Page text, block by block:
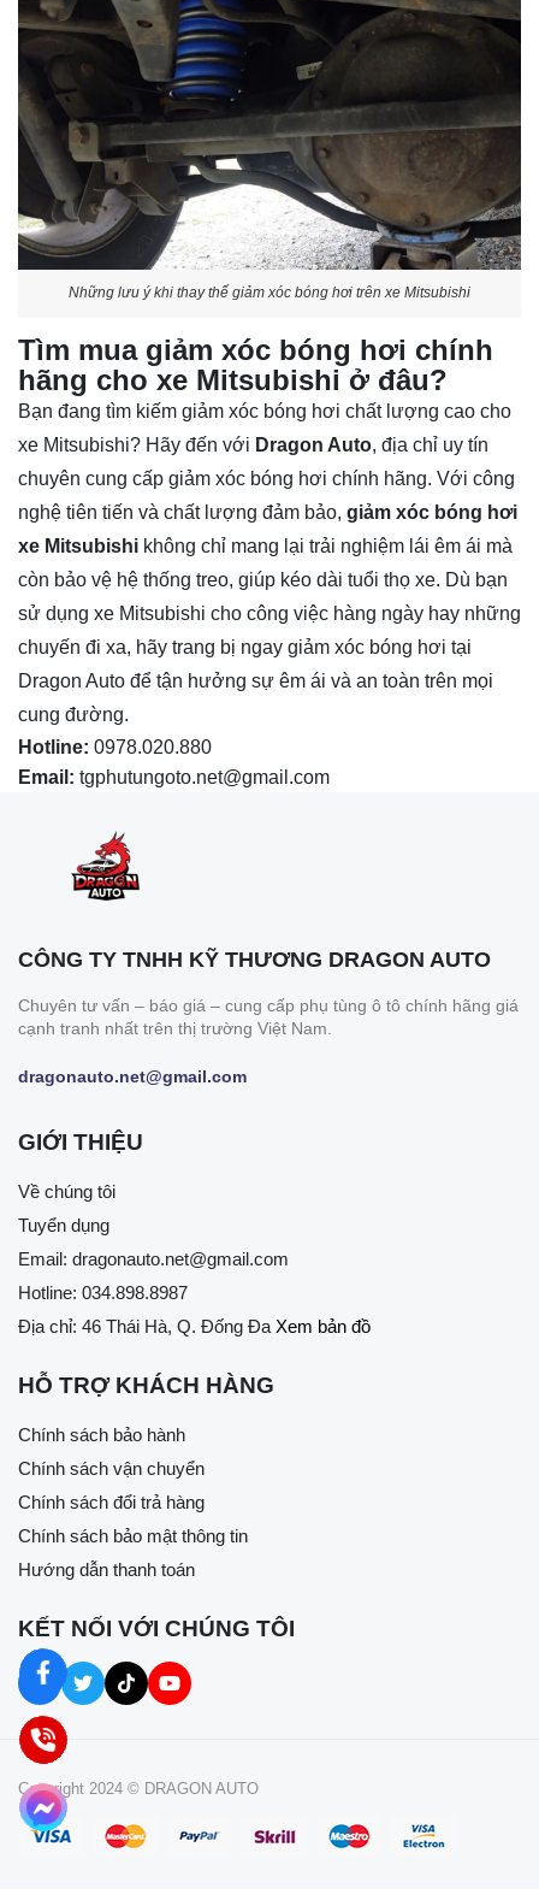
Những lưu ý khi thay thế giảm xóc bóng hơi trên xe Mitsubishi
Tìm mua giảm xóc bóng hơi chính
hãng cho xe Mitsubishi ở đâu?
Bạn đang tìm kiếm giảm xóc bóng hơi chất lượng cao cho
xe Mitsubishi? Hãy đến với Dragon Auto, địa chỉ uy tín
chuyên cung cấp giảm xóc bóng hơi chính hãng. Với công
nghệ tiên tiến và chất lượng đảm bảo, giảm xóc bóng hơi
xe Mitsubishi không chỉ mang lại trải nghiệm lái êm ái mà
còn bảo vệ hệ thống treo, giúp kéo dài tuổi thọ xe. Dù bạn
sử dụng xe Mitsubishi cho công việc hàng ngày hay những
chuyến đi xa, hãy trang bị ngay giảm xóc bóng hơi tại
Dragon Auto để tận hưởng sự êm ái và an toàn trên mọi
cung đường.
Hotline: 0978.020.880
Email: tgphutungoto.net@gmail.com
CÔNG TY TNHH KỸ THƯƠNG DRAGON AUTO
Chuyên tư vấn – báo giá – cung cấp phụ tùng ô tô chính hãng giá
cạnh tranh nhất trên thị trường Việt Nam.
dragonauto.net@gmail.com
GIỚI THIỆU
Về chúng tôi
Tuyển dụng
Email: dragonauto.net@gmail.com
Hotline: 034.898.8987
Địa chỉ: 46 Thái Hà, Q. Đống Đa Xem bản đồ
HỖ TRỢ KHÁCH HÀNG
Chính sách bảo hành
Chính sách vận chuyển
Chính sách đổi trả hàng
Chính sách bảo mật thông tin
Hướng dẫn thanh toán
KẾT NỐI VỚI CHÚNG TÔI
Copyright 2024 © DRAGON AUTO